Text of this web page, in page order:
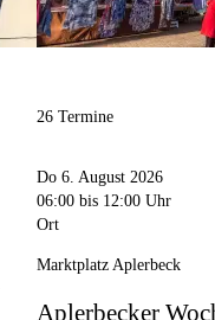
26 Termine
Do 6. August 2026
06:00bis 12:00 Uhr
Ort
Marktplatz Aplerbeck
Aplerbecker